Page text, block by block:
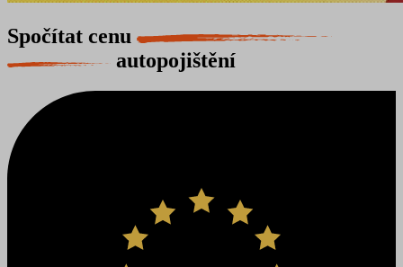
Spočítat cenu
autopojištění